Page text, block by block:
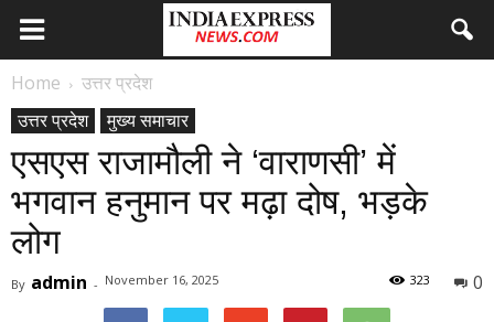
Home
उत्तर प्रदेश
उत्तर प्रदेश
मुख्य समाचार
एसएस राजामौली ने ‘वाराणसी’ में
भगवान हनुमान पर मढ़ा दोष, भड़के
लोग
By admin - November 16, 2025 0
323